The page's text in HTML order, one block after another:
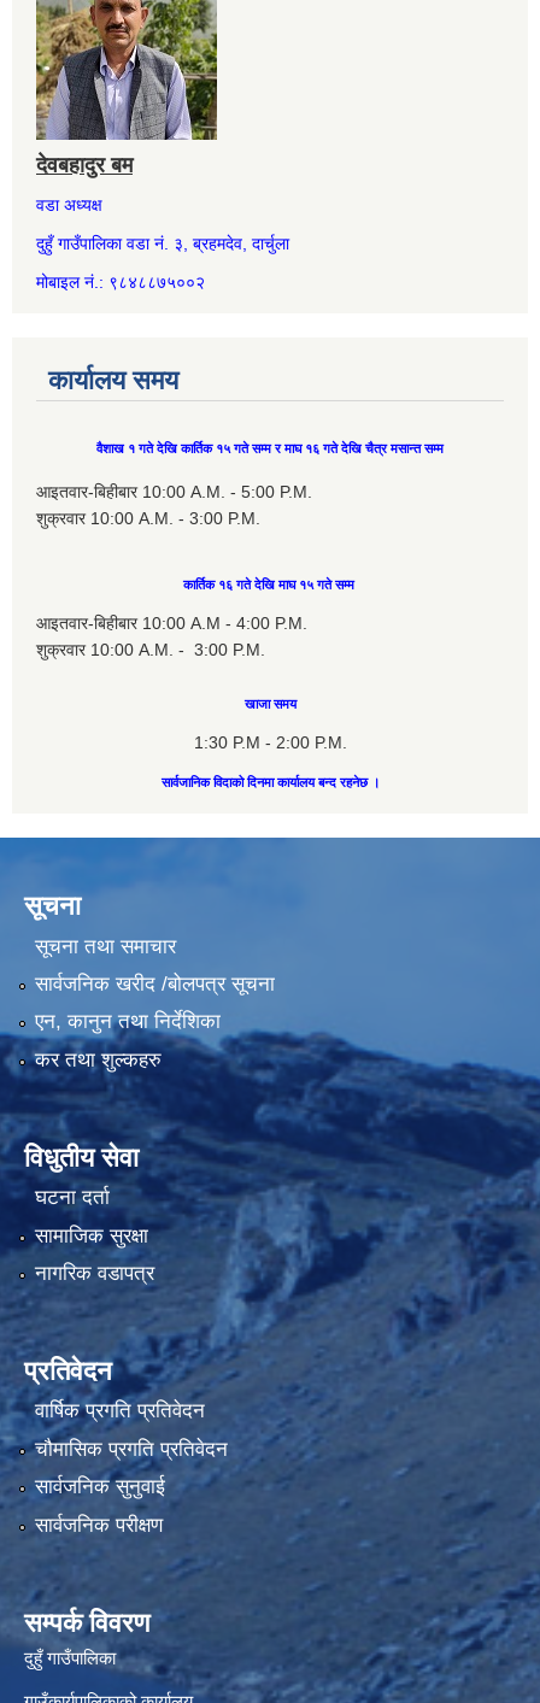
देवबहादुर बम
वडा अध्यक्ष
दुहुँ गाउँपालिका वडा नं. ३, ब्रहमदेव, दार्चुला
मोबाइल नं.: ९८४८८७५००२
कार्यालय समय
वैशाख १ गते देखि कार्तिक १५ गते सम्म र माघ १६ गते देखि चैत्र मसान्त सम्म
आइतवार-बिहीबार 10:00 A.M. - 5:00 P.M.
शुक्रवार 10:00 A.M. - 3:00 P.M.
कार्तिक १६ गते देखि माघ १५ गते सम्म
आइतवार-बिहीबार 10:00 A.M - 4:00 P.M.
शुक्रवार 10:00 A.M. - 3:00 P.M.
खाजा समय
1:30 P.M - 2:00 P.M.
सार्वजानिक विदाको दिनमा कार्यालय बन्द रहनेछ ।
सूचना
सूचना तथा समाचार
सार्वजनिक खरीद /बोलपत्र सूचना
एन, कानुन तथा निर्देशिका
कर तथा शुल्कहरु
विधुतीय सेवा
घटना दर्ता
सामाजिक सुरक्षा
नागरिक वडापत्र
प्रतिवेदन
वार्षिक प्रगति प्रतिवेदन
चौमासिक प्रगति प्रतिवेदन
सार्वजनिक सुनुवाई
सार्वजनिक परीक्षण
सम्पर्क विवरण
दुहुँ गाउँपालिका